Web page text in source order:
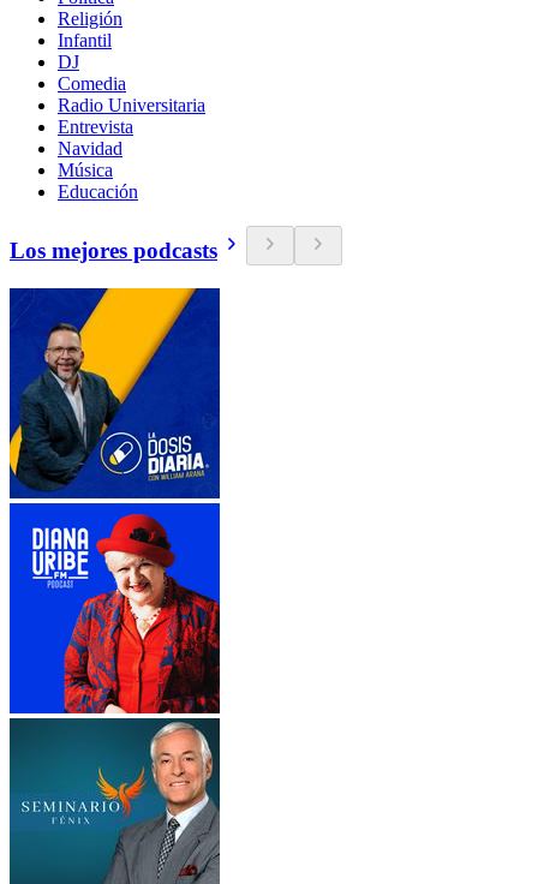
Religión
Infantil
DJ
Comedia
Radio Universitaria
Entrevista
Navidad
Música
Educación
Los mejores podcasts